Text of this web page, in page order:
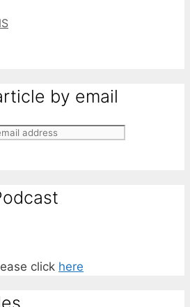
by email
click here